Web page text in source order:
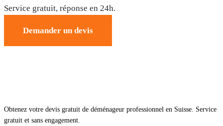
Service gratuit, réponse en 24h.
Demander un devis
Obtenez votre devis gratuit de déménageur professionnel en Suisse. Service
gratuit et sans engagement.